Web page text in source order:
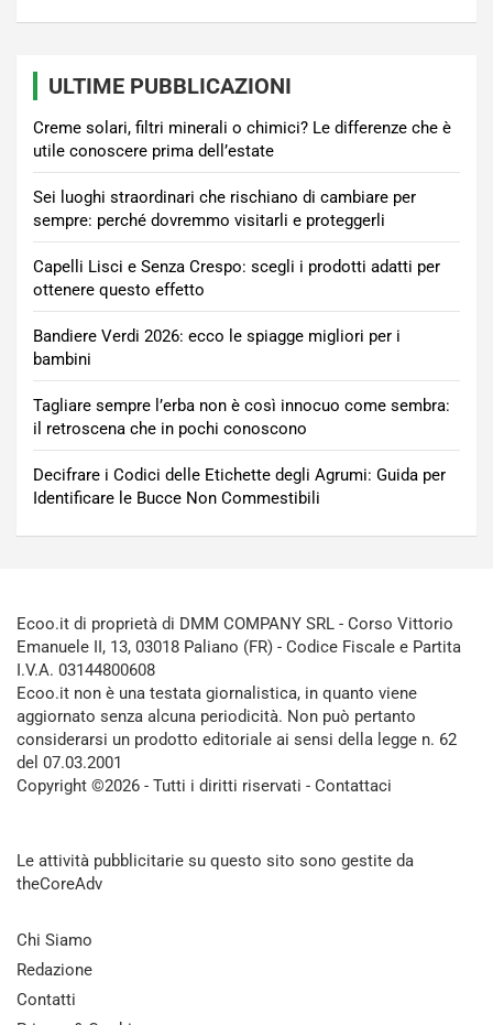
ULTIME PUBBLICAZIONI
Creme solari, filtri minerali o chimici? Le differenze che è
utile conoscere prima dell’estate
Sei luoghi straordinari che rischiano di cambiare per
sempre: perché dovremmo visitarli e proteggerli
Capelli Lisci e Senza Crespo: scegli i prodotti adatti per
ottenere questo effetto
Bandiere Verdi 2026: ecco le spiagge migliori per i
bambini
Tagliare sempre l’erba non è così innocuo come sembra:
il retroscena che in pochi conoscono
Decifrare i Codici delle Etichette degli Agrumi: Guida per
Identificare le Bucce Non Commestibili
Ecoo.it di proprietà di DMM COMPANY SRL - Corso Vittorio
Emanuele II, 13, 03018 Paliano (FR) - Codice Fiscale e Partita
I.V.A. 03144800608
Ecoo.it non è una testata giornalistica, in quanto viene
aggiornato senza alcuna periodicità. Non può pertanto
considerarsi un prodotto editoriale ai sensi della legge n. 62
del 07.03.2001
Copyright ©2026 - Tutti i diritti riservati - Contattaci
Le attività pubblicitarie su questo sito sono gestite da
theCoreAdv
Chi Siamo
Redazione
Contatti